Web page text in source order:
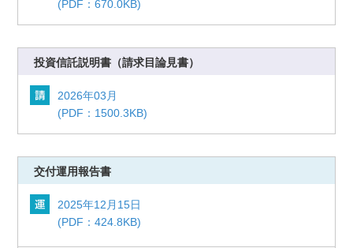
(PDF：670.0KB)
投資信託説明書 （請求目論見書）
2026年03月
(PDF：1500.3KB)
交付運用報告書
2025年12月15日
(PDF：424.8KB)